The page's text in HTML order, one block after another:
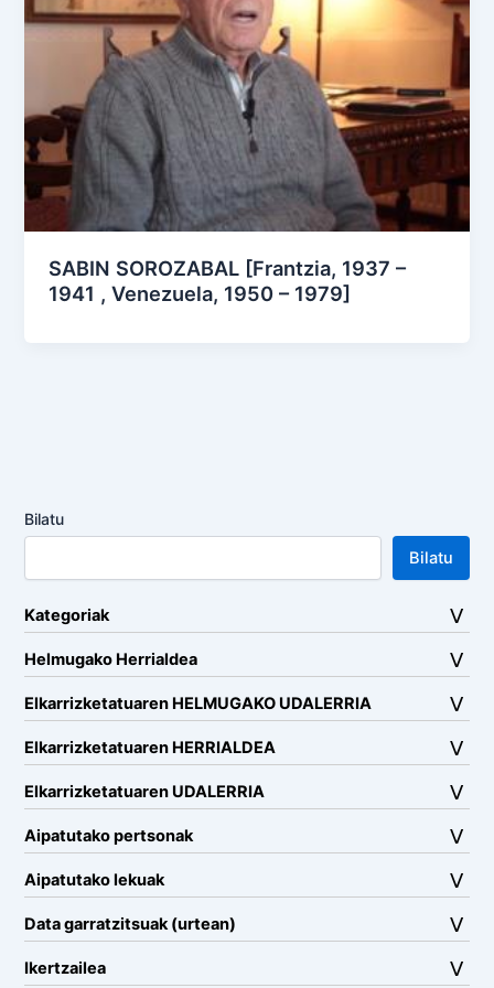
SABIN SOROZABAL [Frantzia, 1937 –
1941 , Venezuela, 1950 – 1979]
Bilatu
Bilatu
Kategoriak
Helmugako Herrialdea
Elkarrizketatuaren HELMUGAKO UDALERRIA
Elkarrizketatuaren HERRIALDEA
Elkarrizketatuaren UDALERRIA
Aipatutako pertsonak
Aipatutako lekuak
Data garratzitsuak (urtean)
Ikertzailea